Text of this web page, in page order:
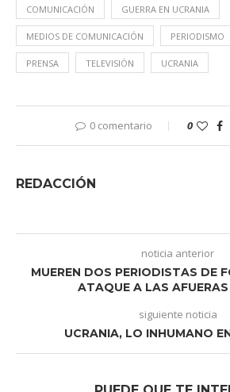
COMUNICACIÓN GUERRA EN UCRANIA
MEDIOS DE COMUNICACIÓN PERIODISMO
PRENSA TELEVISIÓN UCRANIA
0 comentario 0
REDACCIÓN
noticia anterior
MUEREN DOS PERIODISTAS DE
ATAQUE A LAS AFUERAS
siguiente noticia
UCRANIA, LO INHUMANO